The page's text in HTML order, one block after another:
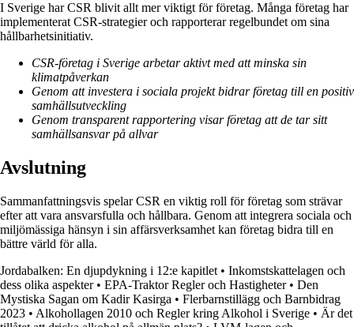
I Sverige har CSR blivit allt mer viktigt för företag. Många företag har
implementerat CSR-strategier och rapporterar regelbundet om sina
hållbarhetsinitiativ.
CSR-företag i Sverige arbetar aktivt med att minska sin
klimatpåverkan
Genom att investera i sociala projekt bidrar företag till en positiv
samhällsutveckling
Genom transparent rapportering visar företag att de tar sitt
samhällsansvar på allvar
Avslutning
Sammanfattningsvis spelar CSR en viktig roll för företag som strävar
efter att vara ansvarsfulla och hållbara. Genom att integrera sociala och
miljömässiga hänsyn i sin affärsverksamhet kan företag bidra till en
bättre värld för alla.
Jordabalken: En djupdykning i 12:e kapitlet • Inkomstskattelagen och
dess olika aspekter• EPA-Traktor Regler och Hastigheter• Den
Mystiska Sagan om Kadir Kasirga • Flerbarnstillägg och Barnbidrag
2023 • Alkohollagen 2010 och Regler kring Alkohol i Sverige • Är det